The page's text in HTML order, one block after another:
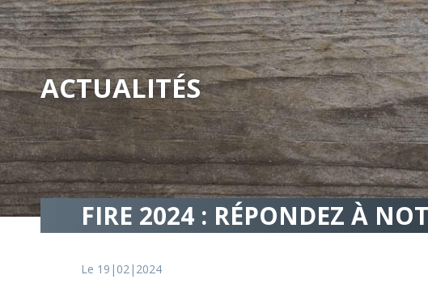
ACTUALITÉS
FIRE 2024 : RÉPONDEZ À
Le 19|02|2024